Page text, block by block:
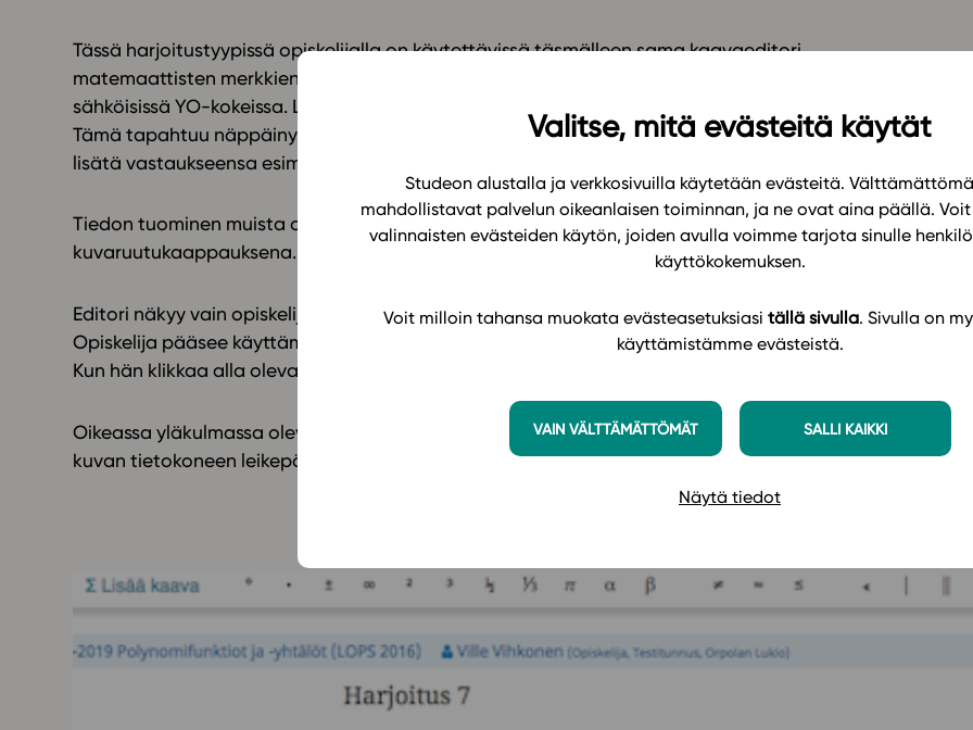
Valitse, mitä evästeitä käytät
Studeon alustalla ja verkkosivuilla käytetään evästeitä.
mahdollistavat palvelun oikeanlaisen toiminnan, ja ne ovat aina päällä. Voit
valinnaisten evästeiden käytön, joiden avulla voimme tarjota sinulle
käyttökokemuksen.
Voit milloin tahansa muokata evästeasetuksiasi tällä sivulla. Sivulla on
käyttämistämme evästeistä.
VAIN VÄLTTÄMÄTTÖMÄT SALLI KAIKKI
Näytä tiedot
Tässä harjoitustyypissä opiskelijalla on käytettävissä täsmälleen sama kaavaeditori
matemaattisten merkkien ja lausekkeiden kirjoittamiseen kuin Abitti-kokeessa ja tulevissa
sähköisissä YO-kokeissa. Lisäksi opiskelija voi liittää vastaukseen tietoa suoraan leikepöydältä.
Tämä tapahtuu näppäinyhdistelmällä ctrl – v tai cmd – v. Näin opiskelija voi entistä helpommin
lisätä vastaukseensa esimerkiksi piirroksia tai kuvaajia muista ohjelmista.
Tiedon tuominen muista ohjelmista leikepöydän kautta onnistuu kaikissa tapauksissa ainakin
kuvaruutukaappauksena. Ohjeet kuvaruutukauppauksen ottamisesta löytyvät editorista.
Editori näkyy vain opiskelijan liittymässä, kuten muutkin vastauskentät ja vastaustoiminteet.
Opiskelija pääsee käyttämään sitä klikkaamalla tehtävässä ”Muokkaa vastausta” -nappulaa.
Kun hän klikkaa alla olevaa vastauskenttää, tulee editori näkyviin.
Oikeassa yläkulmassa olevasta nuolesta saa näkyviin lisää merkkejä. Opiskelija voi myös liittää
kuvan tietokoneen leikepöydän kautta, copy-paste / kopioi-liitä -komennoilla.